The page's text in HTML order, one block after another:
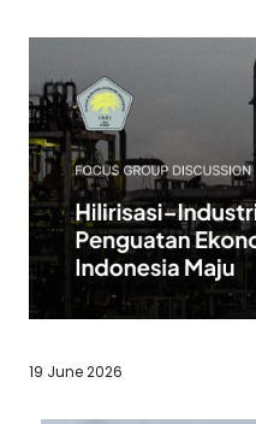
19 June 2026